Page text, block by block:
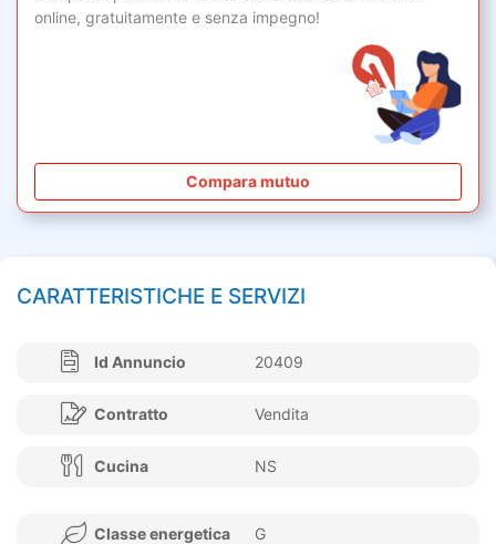
online, gratuitamente e senza impegno!
Compara mutuo
CARATTERISTICHE E SERVIZI
Id Annuncio 20409
Contratto Vendita
Cucina NS
Classe energetica G